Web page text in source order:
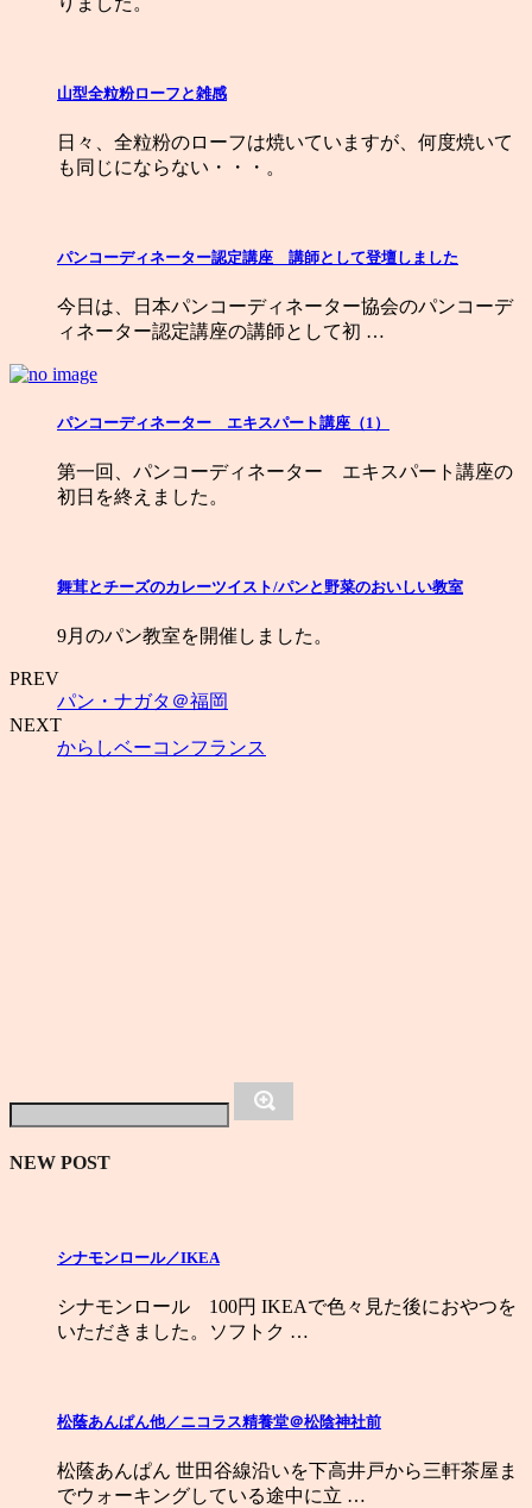
山型全粒粉ローフと雑感
日々、全粒粉のローフは焼いていますが、何度焼いて
も同じにならない・・・。
パンコーディネーター認定講座 講師として登壇しました
今日は、日本パンコーディネーター協会のパンコーデ
ィネーター認定講座の講師として初 …
パンコーディネーター エキスパート講座（1）
第一回、パンコーディネーター エキスパート講座の
初日を終えました。
舞茸とチーズのカレーツイスト/パンと野菜のおいしい教室
9月のパン教室を開催しました。
PREV
パン・ナガタ＠福岡
NEXT
からしベーコンフランス
NEW POST
シナモンロール／IKEA
シナモンロール 100円 IKEAで色々見た後におやつを
いただきました。ソフトク …
松蔭あんぱん他／ニコラス精養堂＠松陰神社前
松蔭あんぱん 世田谷線沿いを下高井戸から三軒茶屋ま
でウォーキングしている途中に立 …